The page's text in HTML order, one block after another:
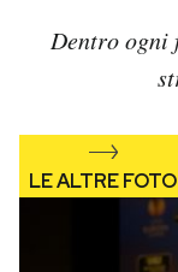
Dentro ogni